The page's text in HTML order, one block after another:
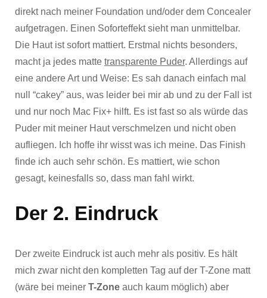
direkt nach meiner Foundation und/oder dem Concealer
aufgetragen. Einen Soforteffekt sieht man unmittelbar.
Die Haut ist sofort mattiert. Erstmal nichts besonders,
macht ja jedes matte transparente Puder. Allerdings auf
eine andere Art und Weise: Es sah danach einfach mal
null “cakey” aus, was leider bei mir ab und zu der Fall ist
und nur noch Mac Fix+ hilft. Es ist fast so als würde das
Puder mit meiner Haut verschmelzen und nicht oben
aufliegen. Ich hoffe ihr wisst was ich meine. Das Finish
finde ich auch sehr schön. Es mattiert, wie schon
gesagt, keinesfalls so, dass man fahl wirkt.
Der 2. Eindruck
Der zweite Eindruck ist auch mehr als positiv. Es hält
mich zwar nicht den kompletten Tag auf der T-Zone matt
(wäre bei meiner T-Zone auch kaum möglich) aber